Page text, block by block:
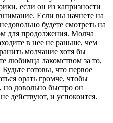
если он из капризности
Если вы начнете на
будете смотреть на
для продолжения. Молча
в нее не раньше, чем
молчание хотя бы
любимца лакомством за то,
готовы, что первое
орать громче, чтобы
довольно быстро он
действуют, и успокоится.